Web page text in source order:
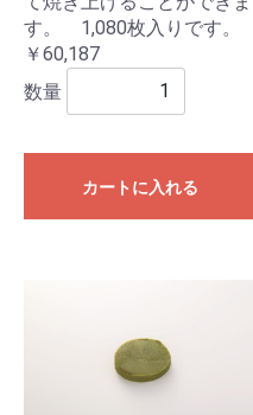
す。 1,080枚入りです。
￥60,187
数量
カートに入れる